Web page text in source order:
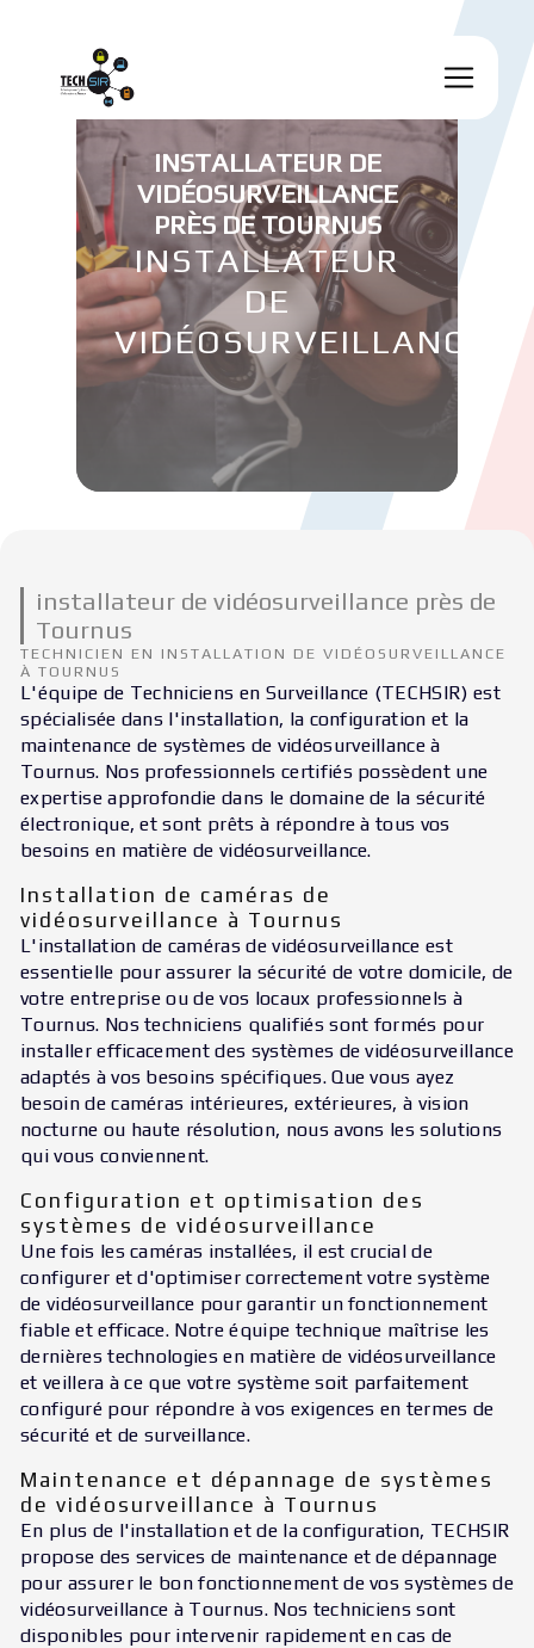
INSTALLATEUR DE
VIDÉOSURVEILLANCE
PRÈS DE TOURNUS
INSTALLATEUR
DE
VIDÉOSURVEILLANCE
installateur de vidéosurveillance près de
Tournus
TECHNICIEN EN INSTALLATION DE VIDÉOSURVEILLANCE
À TOURNUS
L'équipe de Techniciens en Surveillance (TECHSIR) est
spécialisée dans l'installation, la configuration et la
maintenance de systèmes de vidéosurveillance à
Tournus. Nos professionnels certifiés possèdent une
expertise approfondie dans le domaine de la sécurité
électronique, et sont prêts à répondre à tous vos
besoins en matière de vidéosurveillance.
Installation de caméras de
vidéosurveillance à Tournus
L'installation de caméras de vidéosurveillance est
essentielle pour assurer la sécurité de votre domicile, de
votre entreprise ou de vos locaux professionnels à
Tournus. Nos techniciens qualifiés sont formés pour
installer efficacement des systèmes de vidéosurveillance
adaptés à vos besoins spécifiques. Que vous ayez
besoin de caméras intérieures, extérieures, à vision
nocturne ou haute résolution, nous avons les solutions
qui vous conviennent.
Configuration et optimisation des
systèmes de vidéosurveillance
Une fois les caméras installées, il est crucial de
configurer et d'optimiser correctement votre système
de vidéosurveillance pour garantir un fonctionnement
fiable et efficace. Notre équipe technique maîtrise les
dernières technologies en matière de vidéosurveillance
et veillera à ce que votre système soit parfaitement
configuré pour répondre à vos exigences en termes de
sécurité et de surveillance.
Maintenance et dépannage de systèmes
de vidéosurveillance à Tournus
En plus de l'installation et de la configuration, TECHSIR
propose des services de maintenance et de dépannage
pour assurer le bon fonctionnement de vos systèmes de
vidéosurveillance à Tournus. Nos techniciens sont
disponibles pour intervenir rapidement en cas de